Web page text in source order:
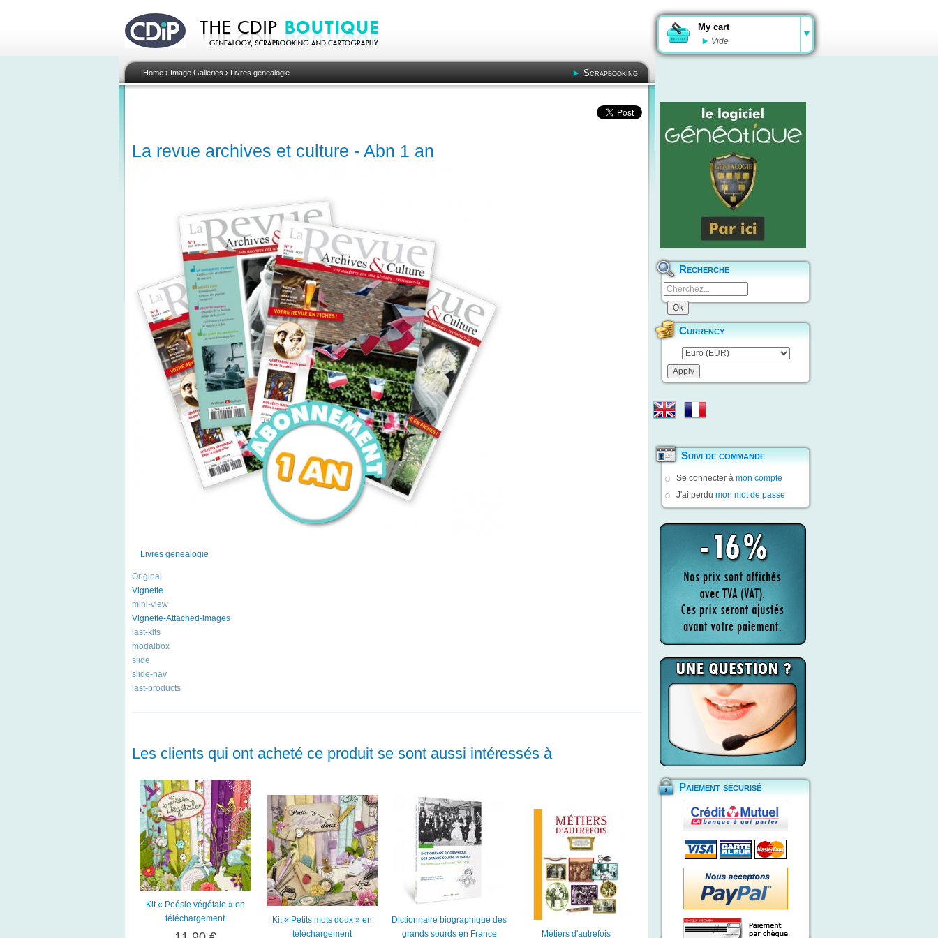
My cart
Vide
Home› Image Galleries › Livres genealogie Scrapbooking
La revue archives et culture - Abn 1 an
Livres genealogie
Original
Vignette
mini-view
Vignette-Attached-images
last-kits
modalbox
slide
slide-nav
last-products
Les clients qui ont acheté ce produit se sont aussi intéressés à
Kit « Poésie végétale » en
téléchargement
Kit « Petits mots doux » en
téléchargement
Dictionnaire biographique des
grands sourds en France
Métiers d'autrefois
Recherche
Currency
Suivi de commande
Se connecter à mon compte
J'ai perdu mon mot de passe
Paiement sécurisé